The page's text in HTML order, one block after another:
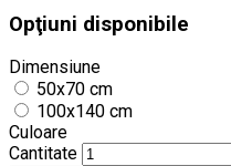
Opţiuni disponibile
Dimensiune
50x70 cm
100x140 cm
Culoare
Cantitate